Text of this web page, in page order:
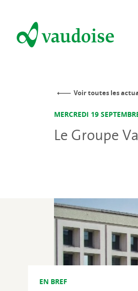
Voir toutes les
MERCREDI 19
Le Groupe
EN BREF